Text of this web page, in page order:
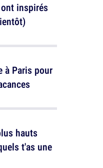
inspirés
à Paris pour
hauts
t'as une